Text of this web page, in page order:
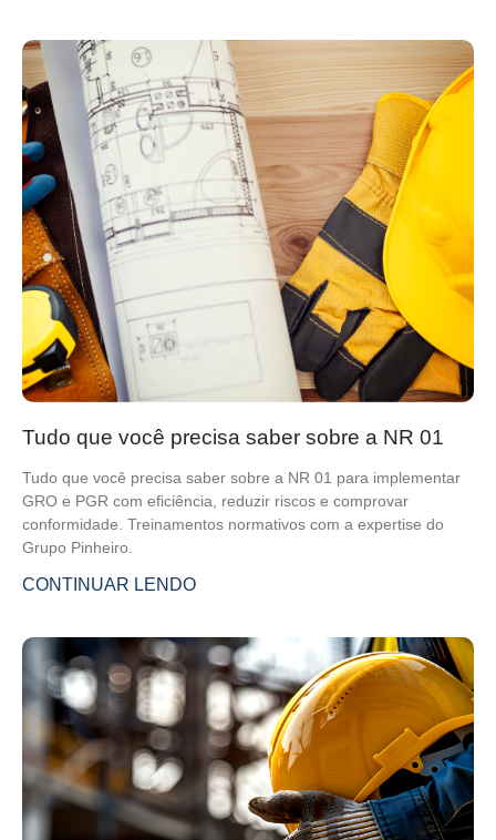
Tudo que você precisa saber sobre a NR 01
Tudo que você precisa saber sobre a NR 01 para implementar
GRO e PGR com eficiência, reduzir riscos e comprovar
conformidade. Treinamentos normativos com a expertise do
Grupo Pinheiro.
CONTINUAR LENDO